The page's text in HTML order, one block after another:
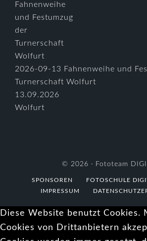
2026-09-13 Fahnenweihe und
Turnerschaft Wolfurt
13.09.2026
Wolfurt
© 2026 · Fototeam
SPONSOREN FOTOSCHULE
IMPRESSUM
Diese Website benutzt Cookies.
Cookies von Drittanbietern